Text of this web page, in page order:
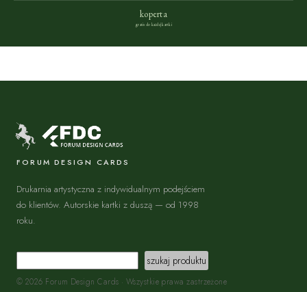
koperta
gratis do każdej kartki
FORUM DESIGN CARDS
Drukarnia artystyczna z indywidualnym podejściem
do klientów. Autorskie kartki z duszą — od 1998
roku.
© 2026 Forum Design Cards · Wszystkie prawa zastrzeżone